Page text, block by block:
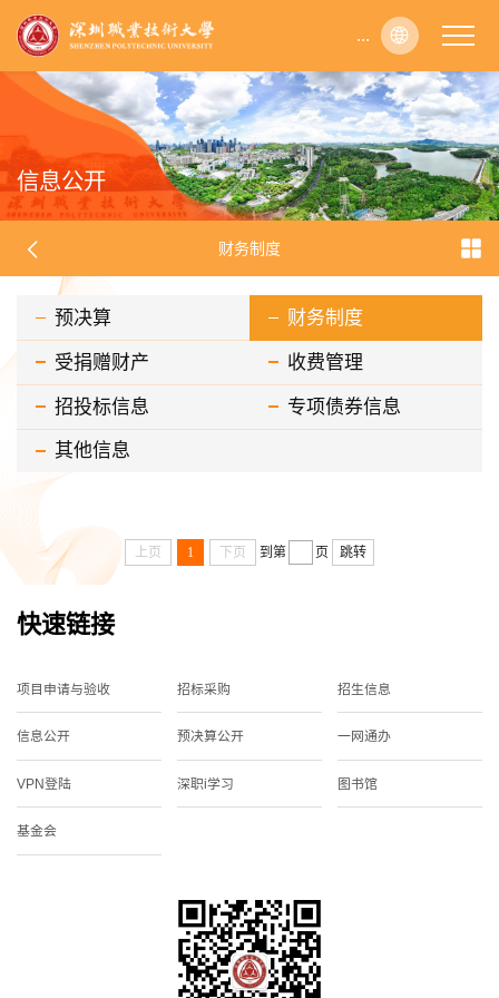
...
...
...
...
...
...
...
...
...
...
...
...
...
...
...
...
...
...
...
...
...
...
...
...
...
...
...
...
...
...
...
...
...
...
...